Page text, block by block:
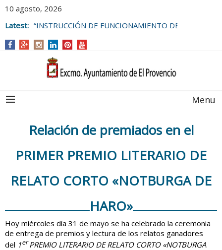
10 agosto, 2026
Latest: “INSTRUCCIÓN DE FUNCIONAMIENTO DE
AYUNTAMIENTO DE EL PROVENCIO
Menu
Relación de premiados en el
PRIMER PREMIO LITERARIO DE
RELATO CORTO «NOTBURGA DE
HARO»
Hoy miércoles día 31 de mayo se ha celebrado la ceremonia
de entrega de premios y lectura de los relatos ganadores
del 1er PREMIO LITERARIO DE RELATO CORTO «NOTBURGA